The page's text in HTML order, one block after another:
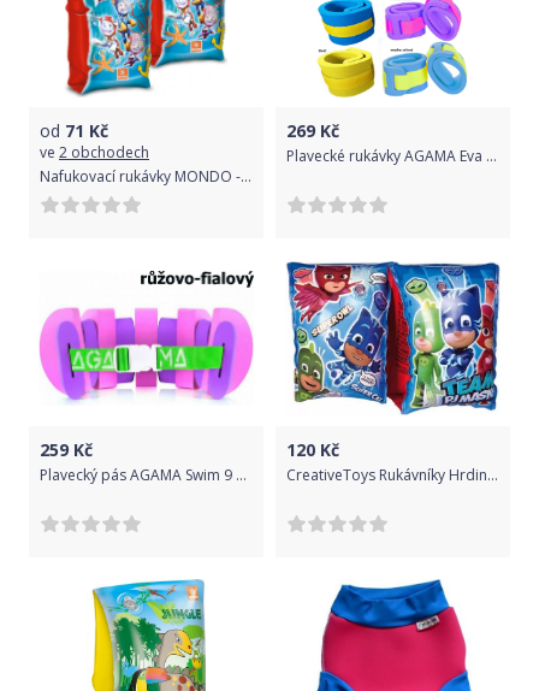
od 71 Kč
ve 2 obchodech
Nafukovací rukávky MONDO - Paw Control 25x15 cm
269 Kč
Plavecké rukávky AGAMA Eva dětské
259 Kč
Plavecký pás AGAMA Swim 9 dílů - růžovo-fialový
120 Kč
CreativeToys Rukávníky Hrdinové